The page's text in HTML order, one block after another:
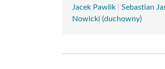
Jacek Pawlik |Sebastian
Nowicki (duchowny)